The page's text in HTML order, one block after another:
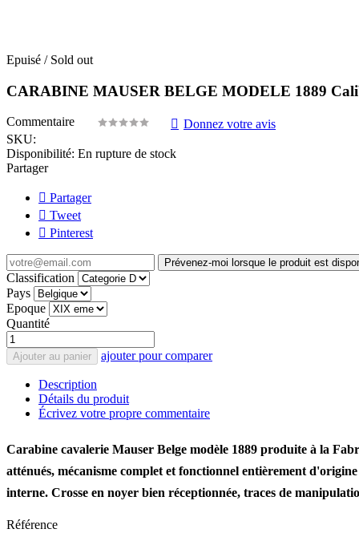
Epuisé / Sold out
CARABINE MAUSER BELGE MODELE 1889
Commentaire
Donnez votre avis
SKU:
Disponibilité: En rupture de stock
Partager
Partager
Tweet
Pinterest
Prévenez-moi lorsque le produit est
Classification
Pays
Epoque
Quantité
Ajouter au panier ajouter pour comparer
Description
Détails du produit
Écrivez votre propre commentaire
Carabine cavalerie Mauser Belge modèle 1889 produite à la
atténués, mécanisme complet et fonctionnel entièrement
interne. Crosse en noyer bien réceptionnée, traces de
Référence